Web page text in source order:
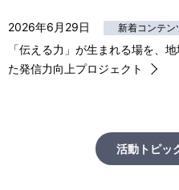
2026年6月29日 新着コンテン
「伝える力」が生まれる場を、
た発信力向上プロジェクト
活動トピッ